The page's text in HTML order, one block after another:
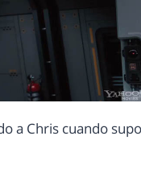
a Chris cuando